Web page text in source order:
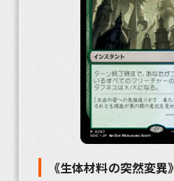
《生体材料の突然変異》